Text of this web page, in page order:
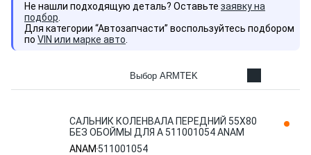
Не нашли подходящую деталь? Оставьте заявку на
подбор
Для категории “Автозапчасти” воспользуйтесь подбором
по VIN или марке авто
Выбор ARMTEK
САЛЬНИК КОЛЕНВАЛА ПЕРЕДНИЙ 55X80
БЕЗ ОБОЙМЫ ДЛЯ А 511001054 ANAM
ANAM 511001054